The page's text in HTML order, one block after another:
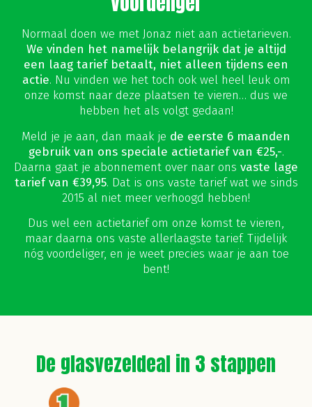
Normaal doen we met Jonaz niet aan actietarieven.
We vinden het namelijk belangrijk dat je altijd
een laag tarief betaalt, niet alleen tijdens een
actie. Nu vinden we het toch ook wel heel leuk om
onze komst naar deze plaatsen te vieren… dus we
hebben het als volgt gedaan!
Meld je je aan, dan maak je de eerste 6 maanden
gebruik van ons speciale actietarief van €25,-.
Daarna gaat je abonnement over naar ons vaste lage
tarief van €39,95. Dat is ons vaste tarief wat we sinds
2015 al niet meer verhoogd hebben!
Dus wel een actietarief om onze komst te vieren,
maar daarna ons vaste allerlaagste tarief. Tijdelijk
nóg voordeliger, en je weet precies waar je aan toe
bent!
De glasvezeldeal in 3 stappen